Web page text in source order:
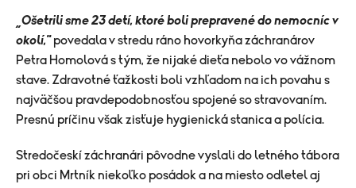
„Ošetrili sme 23 detí, ktoré boli prepravené do nemocníc v
okolí,"povedala v stredu ráno hovorkyňa záchranárov
Petra Homolová s tým, že nijaké dieťa nebolo vo vážnom
stave. Zdravotné ťažkosti boli vzhľadom na ich povahu s
najväčšou pravdepodobnosťou spojené so stravovaním.
Presnú príčinu však zisťuje hygienická stanica a polícia.
Stredočeskí záchranári pôvodne vyslali do letného tábora
pri obci Mrtník niekoľko posádok a na miesto odletel aj